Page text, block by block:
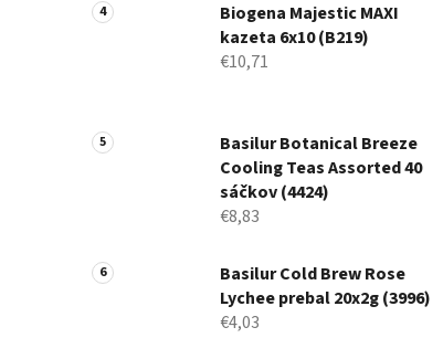
Biogena Majestic MAXI
kazeta 6x10 (B219)
€10,71
Basilur Botanical Breeze
Cooling Teas Assorted 40
sáčkov (4424)
€8,83
Basilur Cold Brew Rose
Lychee prebal 20x2g (3996)
€4,03